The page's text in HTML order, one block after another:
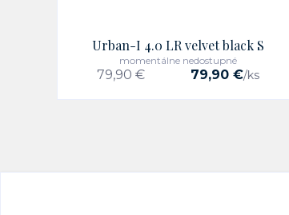
Urban-I 4.0 LR velvet black S
79,90 € 79,90 €/ks
momentálne nedostupné